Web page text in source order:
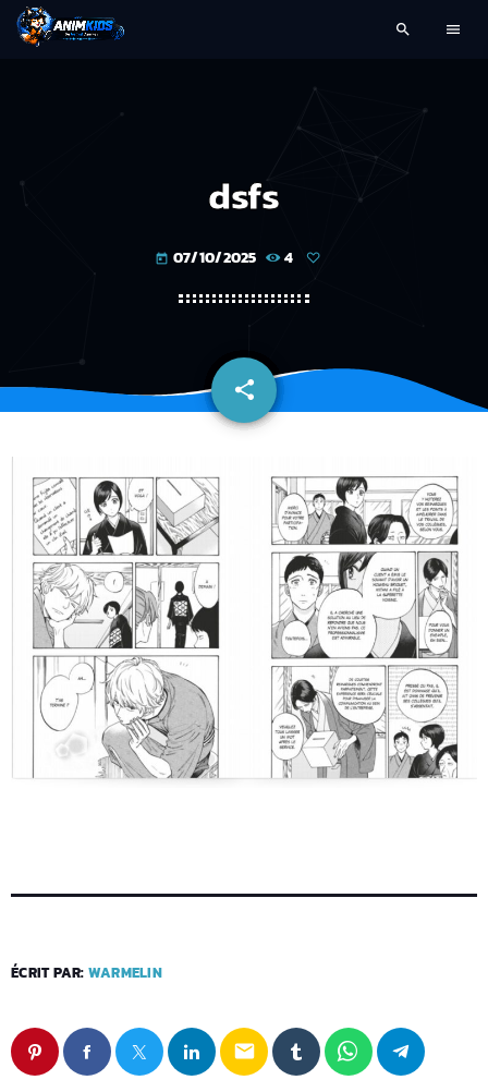
search menu
dsfs
today 07/10/2025 4
share
email
ÉCRIT PAR: WARMELIN
email